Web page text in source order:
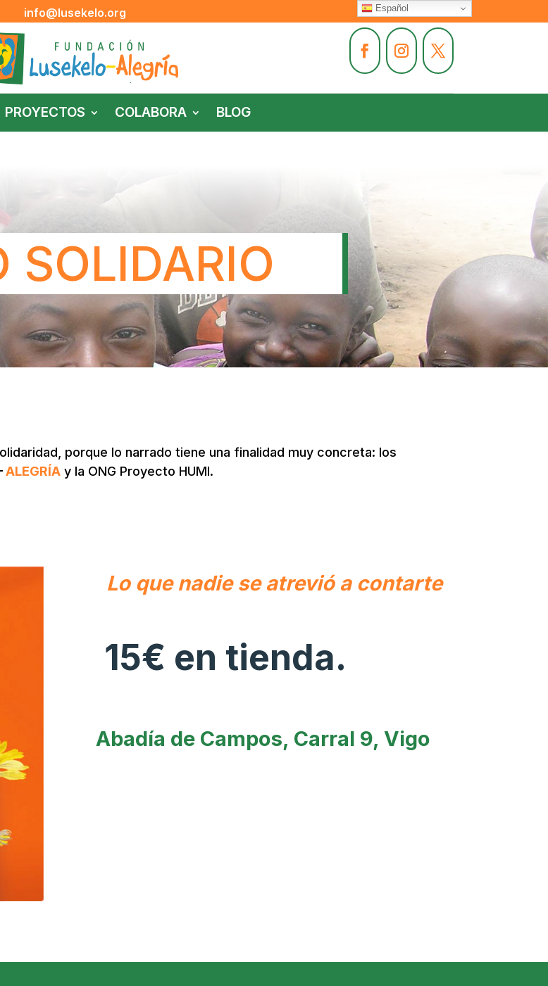
info@lusekelo.org
PROYECTOS COLABORA BLOG
SOLIDARIO
porque lo narrado tiene una finalidad muy concreta: los
ALEGRÍA y la ONG Proyecto HUMI.
Lo que nadie se atrevió a contarte
15€ en tienda.
Abadía de Campos, Carral 9, Vigo
Español